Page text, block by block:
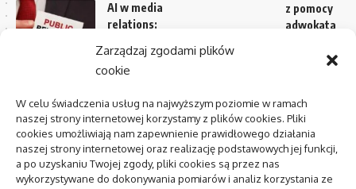
Zarządzaj zgodami plików
cookie
W celu świadczenia usług na najwyższym poziomie w ramach
naszej strony internetowej korzystamy z plików cookies. Pliki
cookies umożliwiają nam zapewnienie prawidłowego działania
naszej strony internetowej oraz realizację podstawowych jej funkcji,
a po uzyskaniu Twojej zgody, pliki cookies są przez nas
wykorzystywane do dokonywania pomiarów i analiz korzystania ze
AI w media
relations:
i
ograniczenia
Centrum
zdrowia
psychicznego:
jak znaleźć i
kiedy
z pomocy
adwokata
jak budować
z myślą o
środowisku?
Dlaczego